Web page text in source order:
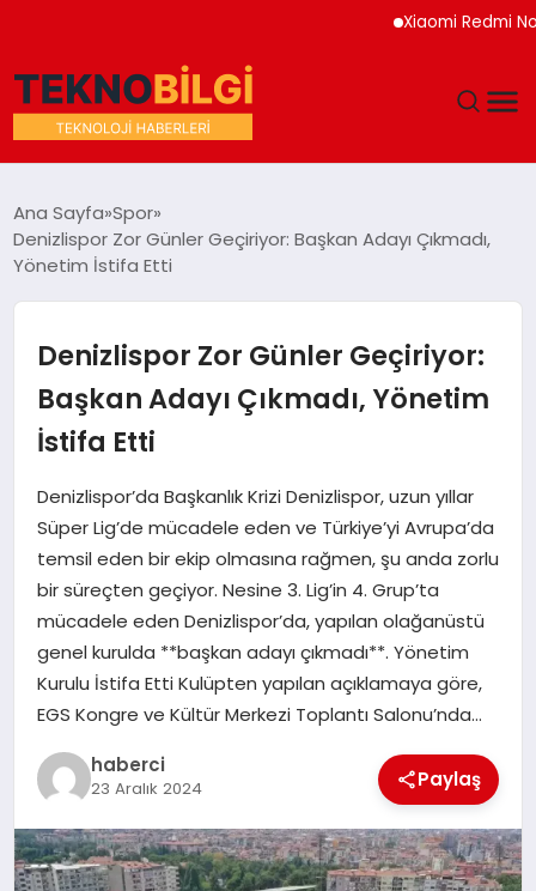
Xiaomi Redmi Note
DÜNYA
MAGAZIN
SAĞLIK
SIYASET
SPOR
TEKNOLOJI
YAŞAM
Ana Sayfa Spor
Denizlispor Zor Günler Geçiriyor: Başkan Adayı Çıkmadı,
Yönetim İstifa Etti
Denizlispor Zor Günler Geçiriyor:
Başkan Adayı Çıkmadı, Yönetim
İstifa Etti
Denizlispor’da Başkanlık Krizi Denizlispor, uzun yıllar
Süper Lig’de mücadele eden ve Türkiye’yi Avrupa’da
temsil eden bir ekip olmasına rağmen, şu anda zorlu
bir süreçten geçiyor. Nesine 3. Lig’in 4. Grup’ta
mücadele eden Denizlispor’da, yapılan olağanüstü
genel kurulda **başkan adayı çıkmadı**. Yönetim
Kurulu İstifa Etti Kulüpten yapılan açıklamaya göre,
EGS Kongre ve Kültür Merkezi Toplantı Salonu’nda…
haberci
23 Aralık 2024 Paylaş